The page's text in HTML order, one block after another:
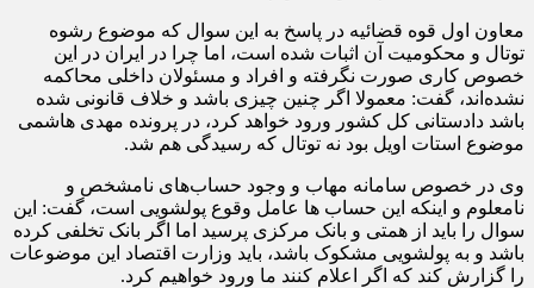
معاون اول قوه قضائیه در پاسخ به این سوال که موضوع رشوه
توتال و محکومیت آن اثبات شده است،‌ اما چرا در ایران در این
خصوص کاری صورت نگرفته و افراد و مسئولان داخلی محاکمه
نشده‌اند، گفت: معمولا اگر‌ چنین چیزی باشد و خلاف قانونی شده
باشد دادستانی کل کشور ورود خواهد کرد، در پرونده مهدی هاشمی
موضوع استات اویل بود نه توتال که رسیدگی هم شد.
وی در خصوص سامانه مهاب و وجود حساب‌های نامشخص و
نامعلوم و اینکه این حساب ها عامل وقوع پولشویی است، گفت: این
سوال را باید از همتی و بانک مرکزی پرسید اما اگر بانک تخلفی کرده
باشد و به پولشویی مشکوک باشد، باید وزارت اقتصاد این موضوعات
را گزارش کند که اگر اعلام کنند ما ورود خواهیم کرد.